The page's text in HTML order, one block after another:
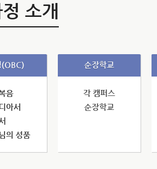
소개
(OBC)
음
아서
의 성품
순장학교
각 캠퍼스
순장학교